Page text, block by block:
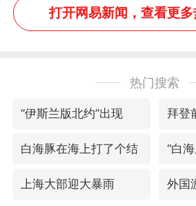
教！
打开网易新闻，查看更
热门搜索
“伊斯兰版北约”出现 拜登
白海豚在海上打了个结 “白
上海大部迎大暴雨